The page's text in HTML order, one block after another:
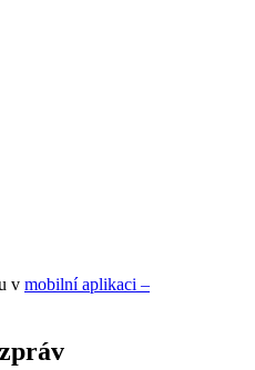
v mobilní aplikaci –